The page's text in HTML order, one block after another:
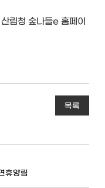
림청 숲나들e 홈페이
목록
휴양림